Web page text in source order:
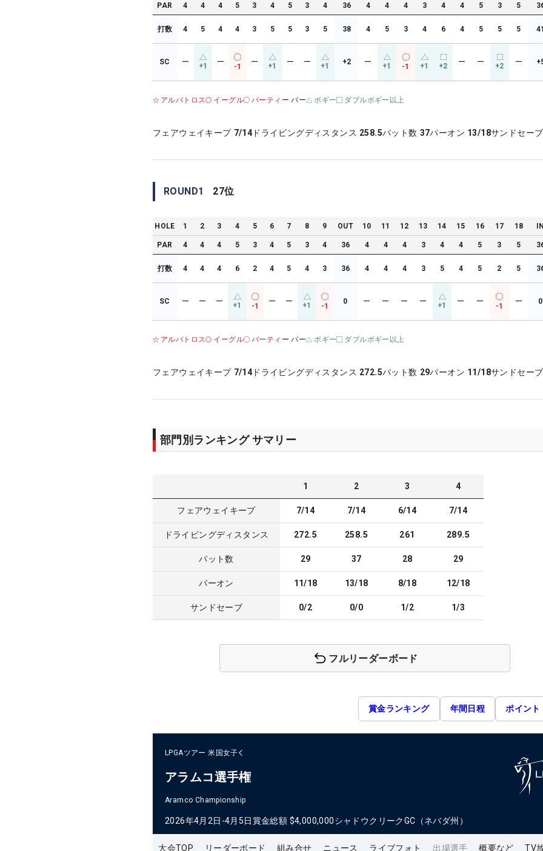
PAR 4 4 4 5 3 4 5 3 4 36 4 4 4 3 4 4 5 3 5
打数 4 5 4 4 3 5 5 3 5 38 4 5 3 4 6 4 5 5 5
SC ー +1 ー
-1
ー +1 ー ー +1 +2 ー +1 -1 +1 +2 ー ー +2 ー
アルバトロス イーグル バーティ ー パー ボギー ダブルボギー以上
フェアウェイキープ 7/14 ドライビングディスタンス 258.5パット数 37パーオン 13/18サンドセーブ
ROUND1 27位
HOLE 1 2 3 4 5 6 7 8 9 OUT 10 11 12 13 14 15 16 17 18
PAR 4 4 4 5 3 4 5 3 4 36 4 4 4 3 4 4 5 3 5
打数 4 4 4 6 2 4 5 4 3 36 4 4 4 3 5 4 5 2 5
SC ー ー ー +1 -1
ー ー +1 -1
0 ー ー ー ー +1 ー ー
-1
ー 0
アルバトロス イーグル バーティ ー パー ボギー ダブルボギー以上
フェアウェイキープ 7/14 ドライビングディスタンス 272.5パット数 29パーオン 11/18サンドセーブ
部門別ランキング サマリー
1 2 3 4
フェアウェイキープ 7/14 7/14 6/14 7/14
ドライビングディスタンス 272.5 258.5 261 289.5
パット数 29 37 28 29
パーオン 11/18 13/18 8/18 12/18
サンドセーブ 0/2 0/0 1/2 1/3
フルリーダーボード
賞金ランキング 年間日程 ポイント
LPGAツアー 米国女子
アラムコ選手権
Aramco Championship
2026年4月2日-4月5日賞金総額 $4,000,000シャドウクリークGC（ネバダ州）
大会TOP リーダーボード 組み合せ ニュース ライブフォト 出場選手 概要など TV